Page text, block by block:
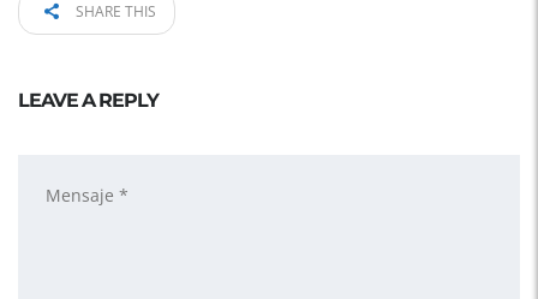
SHARE THIS
LEAVE A REPLY